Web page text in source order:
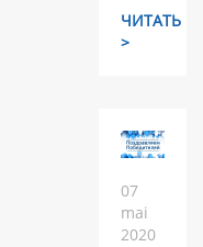
ЧИТАТЬ
>
07
mai
2020